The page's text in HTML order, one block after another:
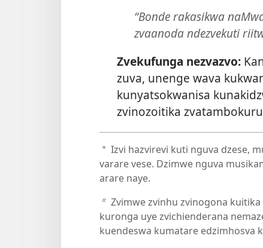
“Bonde rakasikwa
zvaanoda ndezvekuti
Zvekufunga nezvazvo:
zuva, unenge wava
kunyatsokwanisa
zvinozoitika
a Izvi hazvirevi kuti nguva dzese,
varare vese. Dzimwe nguva
arare naye.
b Zvimwe zvinhu zvinogona
kuronga uye zvichienderana
kuendeswa kumatare edzimhosva